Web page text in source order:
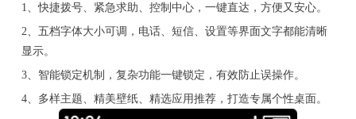
1、快捷拨号、紧急求助、控制中心，一键直达，方便又安心。
2、五档字体大小可调，电话、短信、设置等界面文字都能清晰
显示。
3、智能锁定机制，复杂功能一键锁定，有效防止误操作。
4、多样主题、精美壁纸、精选应用推荐，打造专属个性桌面。